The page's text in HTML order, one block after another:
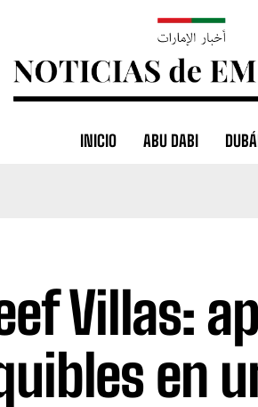
INICIO ABU DABI
Villas:
en